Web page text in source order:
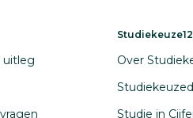
uitleg
Over
Studie in